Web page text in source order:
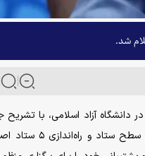
شد.
دانشگاه آزاد اسلامی، با تشریح
اقدامات عملیاتی این دانشگاه اظهار داشت: دانشگاه آزاد اسلامی با